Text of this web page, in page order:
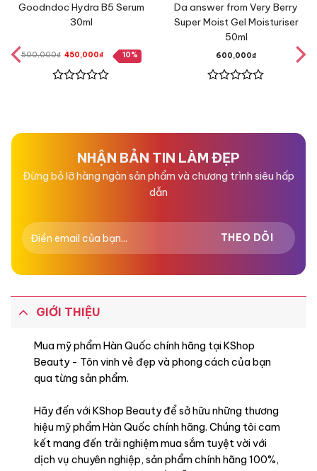
Goodndoc Hydra B5 Serum
30ml
500,000₫ Giá
gốc
500,000₫.
450,000₫Giá
hiện
là:
450,000₫.
10%
5
Da answer from Very Berry
Super Moist Gel Moisturiser
50ml
600,000₫
5
NHẬN BẢN TIN LÀM ĐẸP
Đừng bỏ lỡ hàng ngàn sản phẩm và chương trình siêu hấp
dẫn
GIỚI THIỆU
Mua mỹ phẩm Hàn Quốc chính hãng tại KShop
Beauty - Tôn vinh vẻ đẹp và phong cách của bạn
qua từng sản phẩm.
Hãy đến với KShop Beauty để sở hữu những thương
hiệu mỹ phẩm Hàn Quốc chính hãng. Chúng tôi cam
kết mang đến trải nghiệm mua sắm tuyệt vời với
dịch vụ chuyên nghiệp, sản phẩm chính hãng 100%,